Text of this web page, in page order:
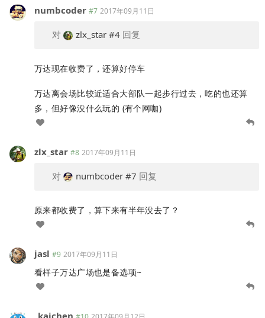
numbcoder #7 2017年09月11日
对 zlx_star #4 回复
万达现在收费了，还算好停车
万达离会场比较近适合大部队一起步行过去，吃的也还算
多，但好像没什么玩的 (有个网咖)
zlx_star #8 2017年09月11日
对 numbcoder #7 回复
原来都收费了，算下来有半年没去了？
jasl #9 2017年09月11日
看样子万达广场也是备选项~